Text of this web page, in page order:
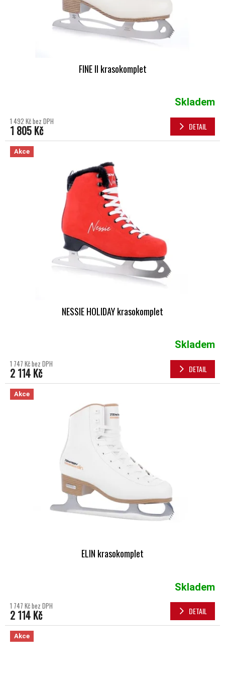
FINE II krasokomplet
Skladem
1 492 Kč bez DPH
1 805 Kč DETAIL
Akce
NESSIE HOLIDAY krasokomplet
Skladem
1 747 Kč bez DPH
2 114 Kč DETAIL
Akce
ELIN krasokomplet
Skladem
1 747 Kč bez DPH
2 114 Kč DETAIL
Akce